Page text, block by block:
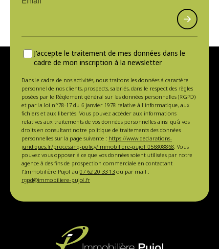
J'accepte le traitement de mes données dans le
cadre de mon inscription à la newsletter
Dans le cadre de nos activités, nous traitons les données à caractère
personnel de nos clients, prospects, salariés, dans le respect des règles
posées par le Règlement général sur les données personnelles (RGPD)
et par la loi n°78-17 du 6 janvier 1978 relative à l'informatique, aux
fichiers et aux libertés. Vous pouvez accéder aux informations
relatives aux traitements de vos données personnelles ainsi qu'à vos
droits en consultant notre politique de traitements des données
personnelles sur la page suivante : https://www.declarations-
juridiques.fr/processing-policy/immobiliere-pujol_056808868 . Vous
pouvez vous opposer à ce que vos données soient utilisées par notre
agence à des fins de prospection commerciale en contactant
l'Immobilière Pujol au 07 62 20 33 13 ou par mail :
rgpd@immobiliere-pujol.fr